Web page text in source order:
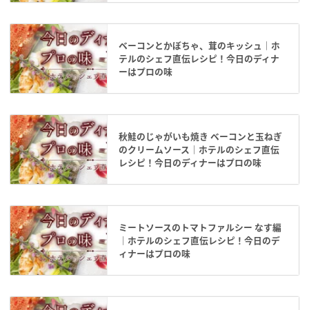
ベーコンとかぼちゃ、茸のキッシュ｜ホ
テルのシェフ直伝レシピ！今日のディナ
ーはプロの味
秋鮭のじゃがいも焼き ベーコンと玉ねぎ
のクリームソース｜ホテルのシェフ直伝
レシピ！今日のディナーはプロの味
ミートソースのトマトファルシー なす編
｜ホテルのシェフ直伝レシピ！今日のデ
ィナーはプロの味